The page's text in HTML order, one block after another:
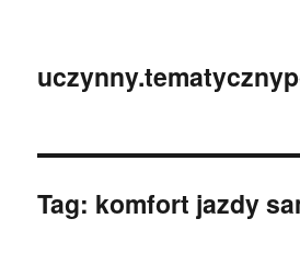
Tag: komfort jazdy